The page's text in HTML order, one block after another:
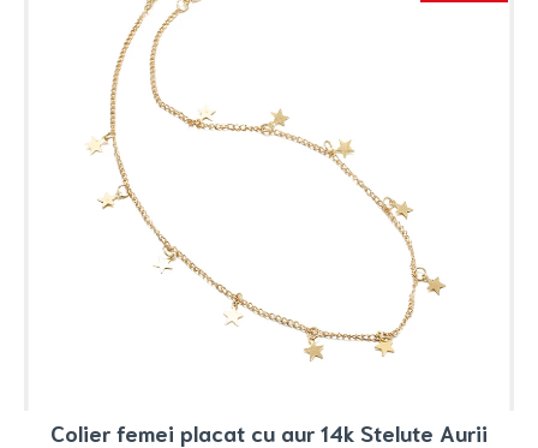
Colier femei placat cu aur 14k Stelute Aurii